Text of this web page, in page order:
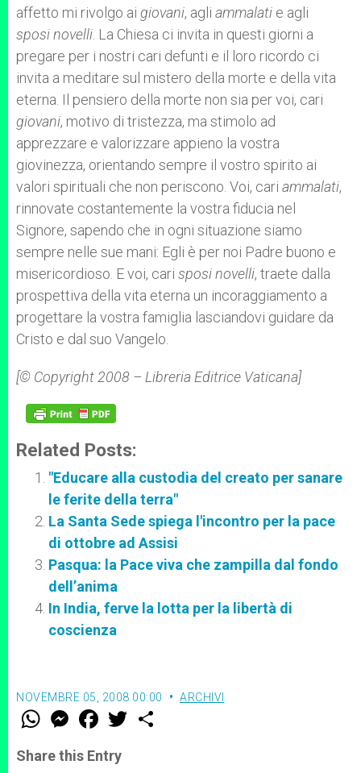
affetto mi rivolgo ai giovani, agli ammalati e agli
sposi novelli . La Chiesa ci invita in questi giorni a
pregare per i nostri cari defunti e il loro ricordo ci
invita a meditare sul mistero della morte e della vita
eterna. Il pensiero della morte non sia per voi, cari
giovani, motivo di tristezza, ma stimolo ad
apprezzare e valorizzare appieno la vostra
giovinezza, orientando sempre il vostro spirito ai
valori spirituali che non periscono. Voi, cari ammalati,
rinnovate costantemente la vostra fiducia nel
Signore, sapendo che in ogni situazione siamo
sempre nelle sue mani: Egli è per noi Padre buono e
misericordioso. E voi, cari sposi novelli, traete dalla
prospettiva della vita eterna un incoraggiamento a
progettare la vostra famiglia lasciandovi guidare da
Cristo e dal suo Vangelo.
[© Copyright 2008 – Libreria Editrice Vaticana]
Related Posts:
"Educare alla custodia del creato per sanare
le ferite della terra"
La Santa Sede spiega l'incontro per la pace
di ottobre ad Assisi
Pasqua: la Pace viva che zampilla dal fondo
dell’anima
In India, ferve la lotta per la libertà di
coscienza
NOVEMBRE 05, 2008 00:00 ARCHIVI
W
t
s
M
e
s
e
F
a
e
b
w
Share this Entry